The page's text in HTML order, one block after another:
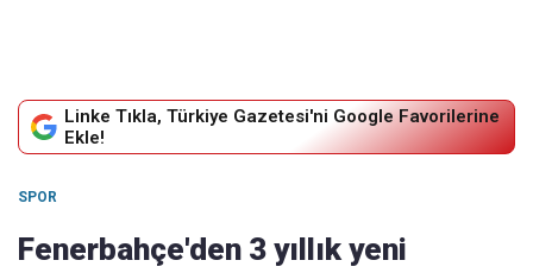
Linke Tıkla, Türkiye Gazetesi'ni Google Favorilerine
Ekle!
SPOR
Fenerbahçe'den 3 yıllık yeni